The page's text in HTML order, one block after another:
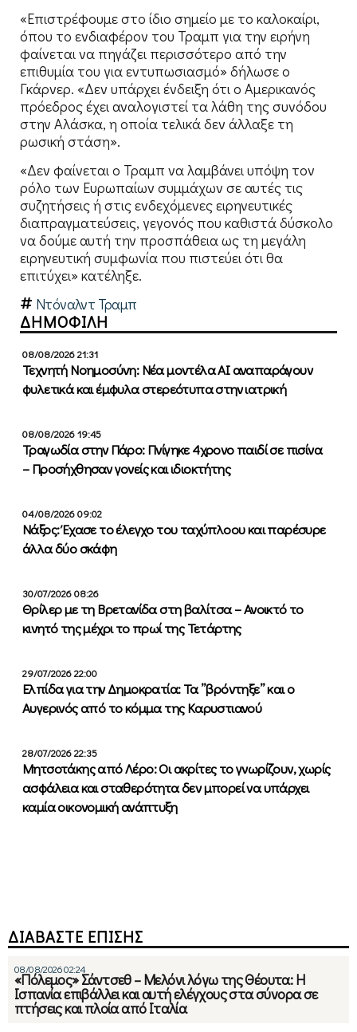
«Επιστρέφουμε στο ίδιο σημείο με το καλοκαίρι,
όπου το ενδιαφέρον του Τραμπ για την ειρήνη
φαίνεται να πηγάζει περισσότερο από την
επιθυμία του για εντυπωσιασμό» δήλωσε ο
Γκάρνερ. «Δεν υπάρχει ένδειξη ότι ο Αμερικανός
πρόεδρος έχει αναλογιστεί τα λάθη της συνόδου
στην Αλάσκα, η οποία τελικά δεν άλλαξε τη
ρωσική στάση».
«Δεν φαίνεται ο Τραμπ να λαμβάνει υπόψη τον
ρόλο των Ευρωπαίων συμμάχων σε αυτές τις
συζητήσεις ή στις ενδεχόμενες ειρηνευτικές
διαπραγματεύσεις, γεγονός που καθιστά δύσκολο
να δούμε αυτή την προσπάθεια ως τη μεγάλη
ειρηνευτική συμφωνία που πιστεύει ότι θα
επιτύχει» κατέληξε.
Ντόναλντ Τραμπ
ΔΗΜΟΦΙΛΗ
08/08/2026 21:31
Τεχνητή Νοημοσύνη: Νέα μοντέλα ΑΙ αναπαράγουν
φυλετικά και έμφυλα στερεότυπα στην ιατρική
08/08/2026 19:45
Τραγωδία στην Πάρο: Πνίγηκε 4χρονο παιδί σε πισίνα
– Προσήχθησαν γονείς και ιδιοκτήτης
04/08/2026 09:02
Νάξος: Έχασε το έλεγχο του ταχύπλοου και παρέσυρε
άλλα δύο σκάφη
30/07/2026 08:26
Θρίλερ με τη Βρετανίδα στη βαλίτσα – Ανοικτό το
κινητό της μέχρι το πρωί της Τετάρτης
29/07/2026 22:00
Ελπίδα για την Δημοκρατία: Τα ”βρόντηξε” και ο
Αυγερινός από το κόμμα της Καρυστιανού
28/07/2026 22:35
Μητσοτάκης από Λέρο: Οι ακρίτες το γνωρίζουν, χωρίς
ασφάλεια και σταθερότητα δεν μπορεί να υπάρχει
καμία οικονομική ανάπτυξη
ΔΙΑΒΑΣΤΕ ΕΠΙΣΗΣ
08/08/2026 02:24
«Πόλεμος» Σάντσεθ – Μελόνι λόγω της Θέουτα: Η
Ισπανία επιβάλλει και αυτή ελέγχους στα σύνορα σε
πτήσεις και πλοία από Ιταλία